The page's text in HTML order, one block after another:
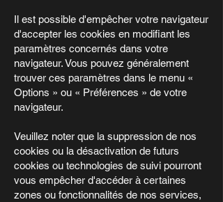
Il est possible d'empêcher votre navigateur
d'accepter les cookies en modifiant les
paramètres concernés dans votre
navigateur. Vous pouvez généralement
trouver ces paramètres dans le menu «
Options » ou « Préférences » de votre
navigateur.
Veuillez noter que la suppression de nos
cookies ou la désactivation de futurs
cookies ou technologies de suivi pourront
vous empêcher d'accéder à certaines
zones ou fonctionnalités de nos services,